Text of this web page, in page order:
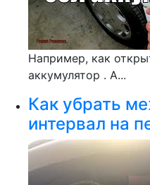
Например, как
аккумулятор . А...
Как убрать
интервал на